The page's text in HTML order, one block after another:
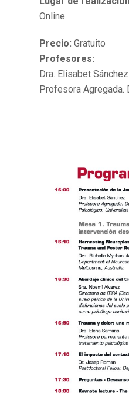
Online
Precio: Gratuito
Profesores:
Dra. Elisabet Sánchez
Profesora Agregada.